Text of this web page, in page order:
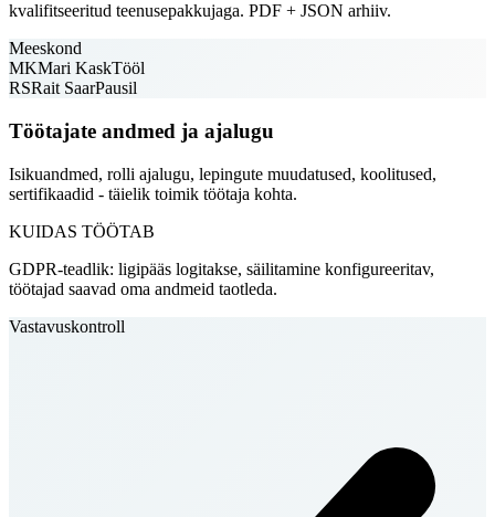
kvalifitseeritud teenusepakkujaga. PDF + JSON arhiiv.
Meeskond
MKMari KaskTööl
RSRait SaarPausil
Töötajate andmed ja ajalugu
Isikuandmed, rolli ajalugu, lepingute muudatused, koolitused,
sertifikaadid - täielik toimik töötaja kohta.
KUIDAS TÖÖTAB
GDPR-teadlik: ligipääs logitakse, säilitamine konfigureeritav,
töötajad saavad oma andmeid taotleda.
Vastavuskontroll